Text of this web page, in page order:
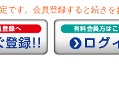
です。 会員登録すると続きを